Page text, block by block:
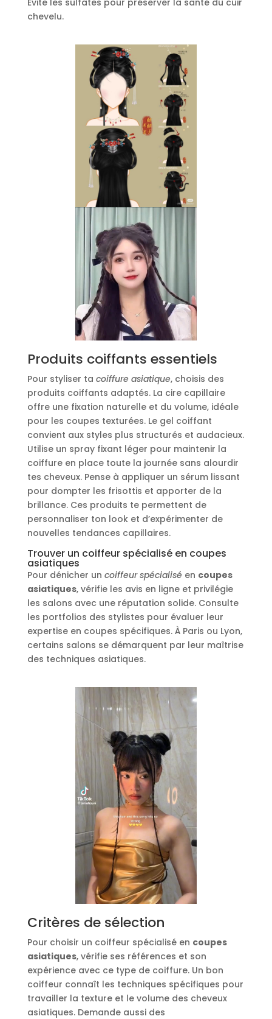
Évite les sulfates pour préserver la santé du cuir
chevelu.
Produits coiffants essentiels
Pour styliser ta coiffure asiatique, choisis des
produits coiffants adaptés. La cire capillaire
offre une fixation naturelle et du volume, idéale
pour les coupes texturées. Le gel coiffant
convient aux styles plus structurés et audacieux.
Utilise un spray fixant léger pour maintenir la
coiffure en place toute la journée sans alourdir
tes cheveux. Pense à appliquer un sérum lissant
pour dompter les frisottis et apporter de la
brillance. Ces produits te permettent de
personnaliser ton look et d’expérimenter de
nouvelles tendances capillaires.
Trouver un coiffeur spécialisé en coupes
asiatiques
Pour dénicher un coiffeur spécialisé en coupes
asiatiques, vérifie les avis en ligne et privilégie
les salons avec une réputation solide. Consulte
les portfolios des stylistes pour évaluer leur
expertise en coupes spécifiques. À Paris ou Lyon,
certains salons se démarquent par leur maîtrise
des techniques asiatiques.
Critères de sélection
Pour choisir un coiffeur spécialisé en coupes
asiatiques, vérifie ses références et son
expérience avec ce type de coiffure. Un bon
coiffeur connaît les techniques spécifiques pour
travailler la texture et le volume des cheveux
asiatiques. Demande aussi des